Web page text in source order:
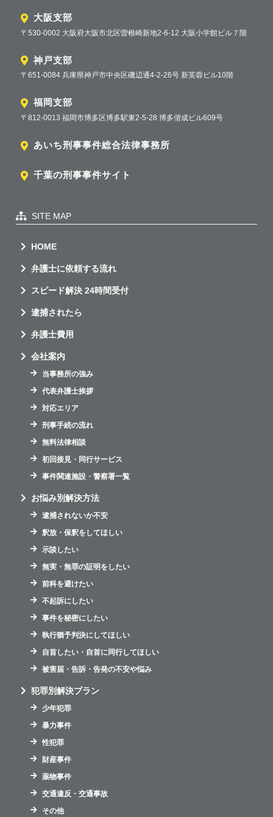
大阪支部
〒530-0002 大阪府大阪市北区曽根崎新地2-6-12 大阪小学館ビル７階
神戸支部
〒651-0084 兵庫県神戸市中央区磯辺通4-2-26号 新芙蓉ビル10階
福岡支部
〒812-0013 福岡市博多区博多駅東2-5-28 博多偕成ビル609号
あいち刑事事件総合法律事務所
千葉の刑事事件サイト
SITE MAP
HOME
弁護士に依頼する流れ
スピード解決 24時間受付
逮捕されたら
弁護士費用
会社案内
当事務所の強み
代表弁護士挨拶
対応エリア
刑事手続の流れ
無料法律相談
初回接見・同行サービス
事件関連施設・警察署一覧
お悩み別解決方法
逮捕されないか不安
釈放・保釈をしてほしい
示談したい
無実・無罪の証明をしたい
前科を避けたい
不起訴にしたい
事件を秘密にしたい
執行猶予判決にしてほしい
自首したい・自首に同行してほしい
被害届・告訴・告発の不安や悩み
犯罪別解決プラン
少年犯罪
暴力事件
性犯罪
財産事件
薬物事件
交通違反・交通事故
その他